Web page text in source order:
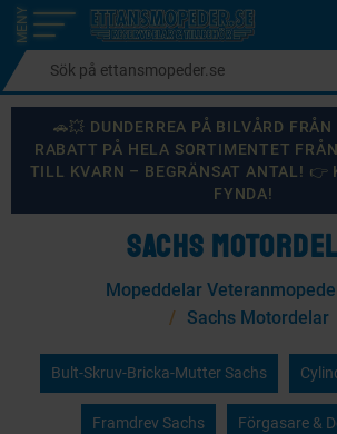
Meny
🚗💥 DUNDERREA PÅ BILVÅRD
RABATT PÅ HELA SORTIMENTET
TILL KVARN – BEGRÄNSAT ANTAL! 👉
FYNDA!
SACHS
Mopeddelar
Sachs Motordelar
Bult-Skruv-Bricka-Mutter Sachs
Framdrev Sachs Förgasare &